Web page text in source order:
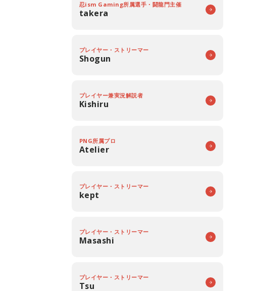
忍ism Gaming所属選手・闘龍門主催
takera
プレイヤー・ストリーマー
Shogun
プレイヤー兼実況解説者
Kishiru
PNG所属プロ
Atelier
プレイヤー・ストリーマー
kept
プレイヤー・ストリーマー
Masashi
プレイヤー・ストリーマー
Tsu